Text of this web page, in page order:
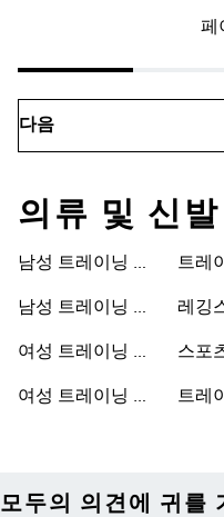
페
다음
의류 및 신발
남성 트레이닝 신
남성 트레이닝 의
여성 트레이닝 신
여성 트레이닝 의
트레
레깅
스포
트레
모두의 의견에 귀를